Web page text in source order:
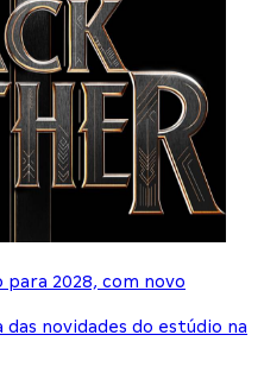
2028, com novo
novidades do estúdio na